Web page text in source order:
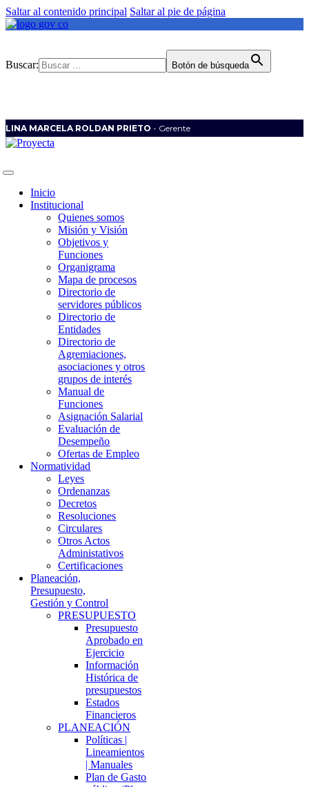
Saltar al contenido principal Saltar al pie de página
Buscar: Botón de búsqueda
LINA MARCELA ROLDAN PRIETO - Gerente
Inicio
Institucional
Quienes somos
Misión y Visión
Objetivos y
Funciones
Organigrama
Mapa de procesos
Directorio de
servidores públicos
Directorio de
Entidades
Directorio de
Agremiaciones,
asociaciones y otros
grupos de interés
Manual de
Funciones
Asignación Salarial
Evaluación de
Desempeño
Ofertas de Empleo
Normatividad
Leyes
Ordenanzas
Decretos
Resoluciones
Circulares
Otros Actos
Administativos
Certificaciones
Planeación,
Presupuesto,
Gestión y Control
PRESUPUESTO
Presupuesto
Aprobado en
Ejercicio
Información
Histórica de
presupuestos
Estados
Financieros
PLANEACIÓN
Políticas |
Lineamientos
| Manuales
Plan de Gasto